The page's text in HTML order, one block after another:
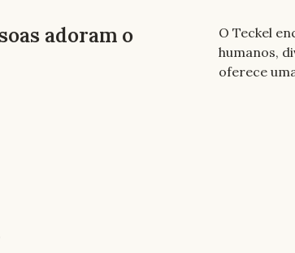
adoram o
O Teckel
humanos,
oferece